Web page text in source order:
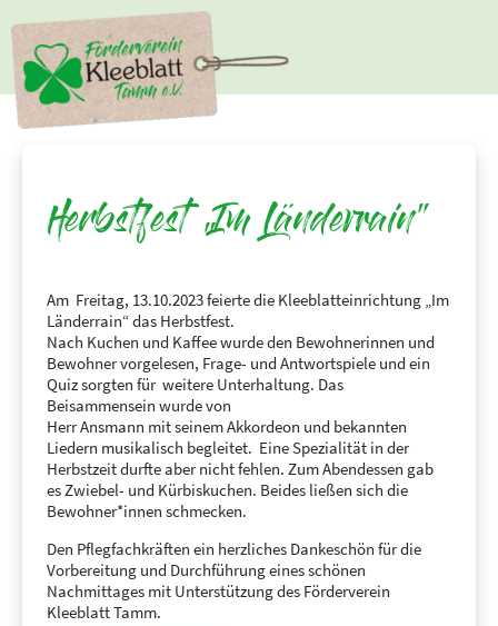
Herbstfest „Im Länderrain“
Am Freitag, 13.10.2023 feierte die Kleeblatteinrichtung „Im
Länderrain“ das Herbstfest.
Nach Kuchen und Kaffee wurde den Bewohnerinnen und
Bewohner vorgelesen, Frage- und Antwortspiele und ein
Quiz sorgten für weitere Unterhaltung. Das
Beisammensein wurde von
Herr Ansmann mit seinem Akkordeon und bekannten
Liedern musikalisch begleitet. Eine Spezialität in der
Herbstzeit durfte aber nicht fehlen. Zum Abendessen gab
es Zwiebel- und Kürbiskuchen. Beides ließen sich die
Bewohner*innen schmecken.
Den Pflegfachkräften ein herzliches Dankeschön für die
Vorbereitung und Durchführung eines schönen
Nachmittages mit Unterstützung des Förderverein
Kleeblatt Tamm.